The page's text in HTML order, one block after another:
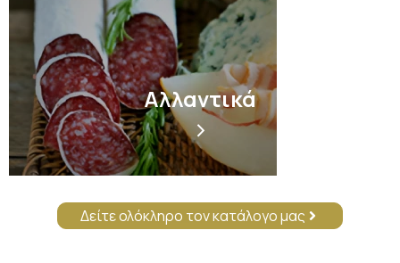
Αλλαντικά
Δείτε ολόκληρο τον κατάλογο μας